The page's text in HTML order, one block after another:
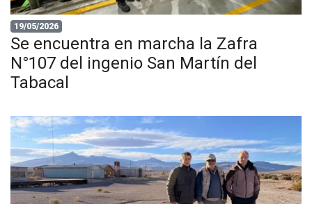
19/05/2026
Se encuentra en marcha la Zafra
N°107 del ingenio San Martín del
Tabacal